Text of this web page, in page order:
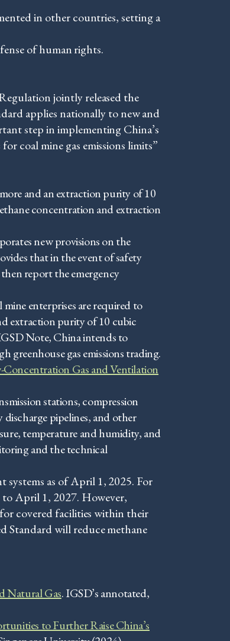
in other countries, setting a
of human rights.
jointly released the
applies nationally to new and
step in implementing China’s
coal mine gas emissions limits”
and an extraction purity of 10
concentration and extraction
new provisions on the
that in the event of safety
report the emergency
enterprises are required to
extraction purity of 10 cubic
Note, China intends to
gas emissions trading.
Gas and Ventilation
stations, compression
pipelines, and other
temperature and humidity, and
and the technical
as of April 1, 2025. For
to April 1, 2027. However,
covered facilities within their
will reduce methane
Natural Gas. IGSD’s annotated,
to Further Raise China’s